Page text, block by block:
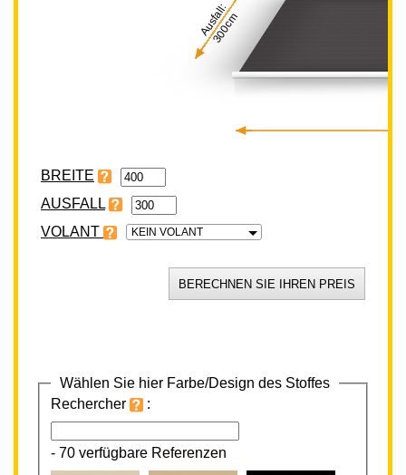
Ausfall:
300cm
BREITE
VOLANT KEIN VOLANT
Wählen Sie hier Farbe/Design des Stoffes
Rechercher
:
- 70 verfügbare Referenzen